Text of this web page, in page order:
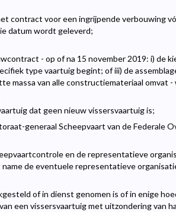
contract voor een ingrijpende verbouwing
datum wordt geleverd;
- op of na 15 november 2019: i) de
type vaartuig begint; of iii) de
massa van alle constructiemateriaal omvat -
dat geen nieuw vissersvaartuig is;
generaal Scheepvaart van de Federale
en de representatieve
de eventuele representatieve
of in dienst genomen is of in enige
een vissersvaartuig met uitzondering van